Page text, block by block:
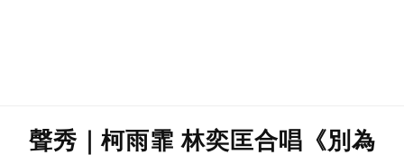
聲秀｜柯雨霏 林奕匡合唱《別為